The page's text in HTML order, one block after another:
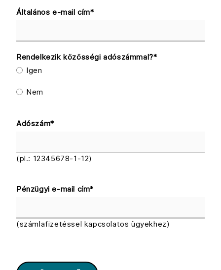
Általános e-mail cím*
Rendelkezik közösségi adószámmal?*
Igen
Nem
Adószám*
(pl.: 12345678-1-12)
Pénzügyi e-mail cím*
(számlafizetéssel kapcsolatos ügyekhez)